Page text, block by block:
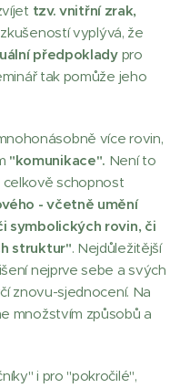
tzv. vnitřní zrak,
vyplývá, že
předpokladypro
tak pomůže jeho
více rovin,
"komunikace". Není to
schopnost
- včetně umění
symbolických rovin, či
struktur". Nejdůležitější
nejprve sebe a svých
znovu-sjednocení. Na
množstvím způsobů a
i pro "pokročilé",